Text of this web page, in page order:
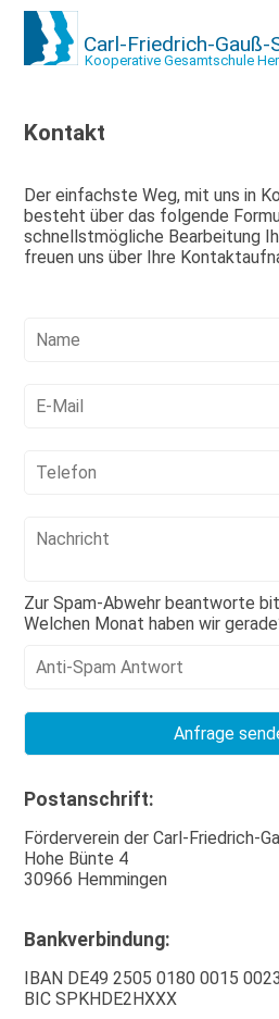
Carl-Friedrich-Gauß-
Kooperative Gesamtschule
Kontakt
Der einfachste Weg, mit uns in
besteht über das folgende
schnellstmögliche Bearbeitung
freuen uns über Ihre
Zur Spam-Abwehr beantworte
Welchen Monat haben wir
Postanschrift:
Förderverein der Carl-Friedrich-
Hohe Bünte 4
30966 Hemmingen
Bankverbindung:
IBAN DE49 2505 0180 0015
BIC SPKHDE2HXXX